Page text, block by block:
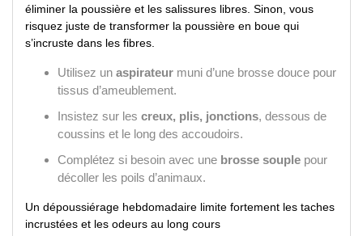
éliminer la poussière et les salissures libres. Sinon, vous
risquez juste de transformer la poussière en boue qui
s’incruste dans les fibres.
Utilisez un aspirateur muni d’une brosse douce pour
tissus d’ameublement.
Insistez sur les creux, plis, jonctions, dessous de
coussins et le long des accoudoirs.
Complétez si besoin avec une brosse souple pour
décoller les poils d’animaux.
Un dépoussiérage hebdomadaire limite fortement les taches
incrustées et les odeurs au long cours